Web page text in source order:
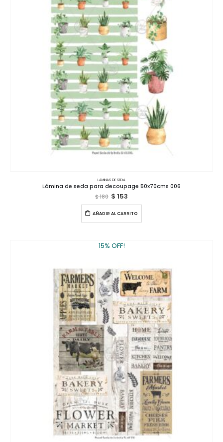
LAMINAS DE SEDA
Lámina de seda para decoupage 50x70cms 006
$180 $ 153
AÑADIR AL CARRITO
15% OFF!